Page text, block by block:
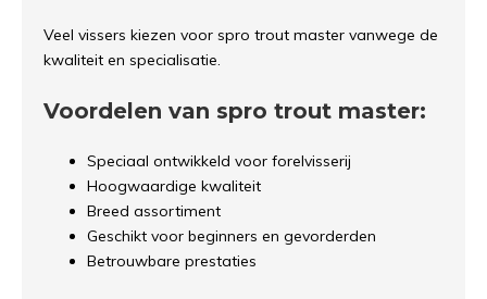
Veel vissers kiezen voor spro trout master vanwege de
kwaliteit en specialisatie.
Voordelen van spro trout master:
Speciaal ontwikkeld voor forelvisserij
Hoogwaardige kwaliteit
Breed assortiment
Geschikt voor beginners en gevorderden
Betrouwbare prestaties